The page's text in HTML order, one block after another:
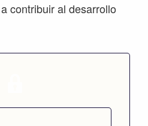
contribuir al desarrollo